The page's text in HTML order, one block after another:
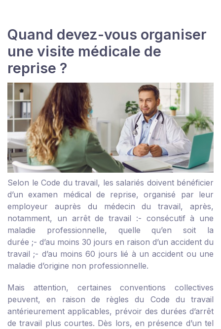
Quand devez-vous organiser
une visite médicale de
reprise ?
Selon le Code du travail, les salariés doivent bénéficier
d’un examen médical de reprise, organisé par leur
employeur auprès du médecin du travail, après,
notamment, un arrêt de travail :- consécutif à une
maladie professionnelle, quelle qu’en soit la
durée ;- d’au moins 30 jours en raison d’un accident du
travail ;- d’au moins 60 jours lié à un accident ou une
maladie d’origine non professionnelle.
Mais attention, certaines conventions collectives
peuvent, en raison de règles du Code du travail
antérieurement applicables, prévoir des durées d’arrêt
de travail plus courtes. Dès lors, en présence d’un tel